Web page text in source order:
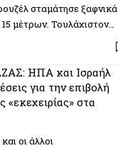
σταμάτησε ξαφνικά
μέτρων. Τουλάχιστον…
ΗΠΑ και Ισραήλ
για την επιβολή
«εκεχειρίας» στα
οι άλλοι